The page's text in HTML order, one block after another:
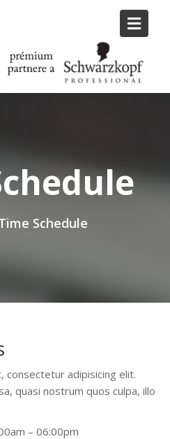
Schedule
consectetur adipisicing elit.
quasi nostrum quos culpa, illo
– 06:00pm